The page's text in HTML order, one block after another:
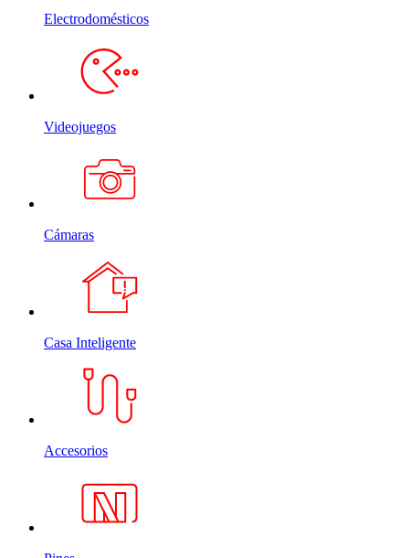
Electrodomésticos
Videojuegos
Cámaras
Casa Inteligente
Accesorios